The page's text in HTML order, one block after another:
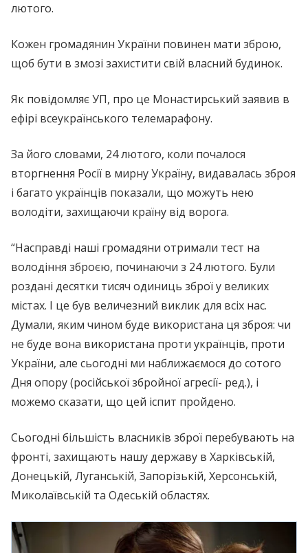
лютого.
Кожен громадянин України повинен мати зброю,
щоб бути в змозі захистити свій власний будинок.
Як повідомляє УП, про це Монастирський заявив в
ефірі всеукраїнського телемарафону.
За його словами, 24 лютого, коли почалося
вторгнення Росії в мирну Україну, видавалась зброя
і багато українців показали, що можуть нею
володіти, захищаючи країну від ворога.
“Насправді наші громадяни отримали тест на
володіння зброєю, починаючи з 24 лютого. Були
роздані десятки тисяч одиниць зброї у великих
містах. І це був величезний виклик для всіх нас.
Думали, яким чином буде використана ця зброя: чи
не буде вона використана проти українців, проти
України, але сьогодні ми наближаємося до сотого
Дня опору (російської збройної агресії- ред.), і
можемо сказати, що цей іспит пройдено.
Сьогодні більшість власників зброї перебувають на
фронті, захищають нашу державу в Харківській,
Донецькій, Луганській, Запорізькій, Херсонській,
Миколаївській та Одеській областях.